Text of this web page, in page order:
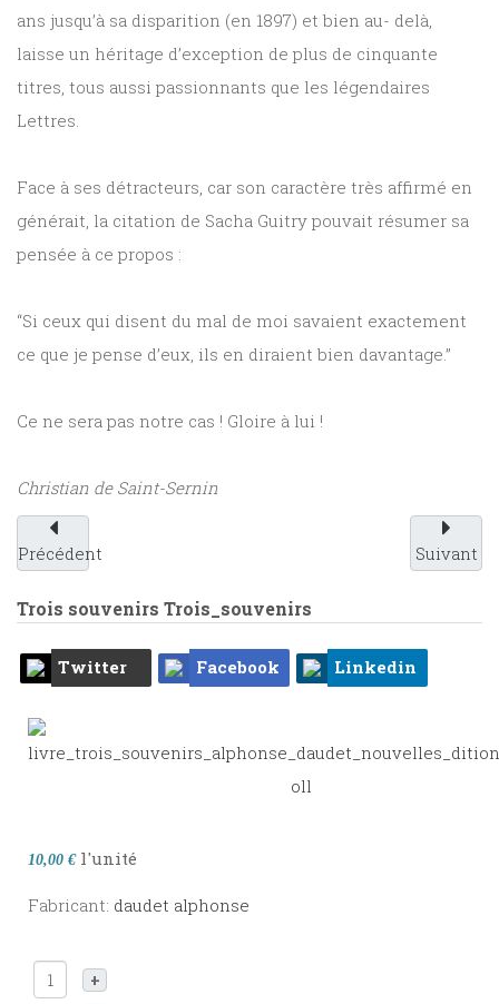
ans jusqu’à sa disparition (en 1897) et bien au- delà,
laisse un héritage d’exception de plus de cinquante
titres, tous aussi passionnants que les légendaires
Lettres.
Face à ses détracteurs, car son caractère très affirmé en
générait, la citation de Sacha Guitry pouvait résumer sa
pensée à ce propos :
“Si ceux qui disent du mal de moi savaient exactement
ce que je pense d’eux, ils en diraient bien davantage.”
Ce ne sera pas notre cas ! Gloire à lui !
Christian de Saint-Sernin
Précédent Suivant
Trois souvenirs Trois_souvenirs
Twitter Facebook Linkedin
10,00 € l'unité
Fabricant: daudet alphonse
+